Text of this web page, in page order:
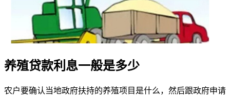
养殖贷款利息一般是多少
农户要确认当地政府扶持的养殖项目是什么，然后跟政府申请